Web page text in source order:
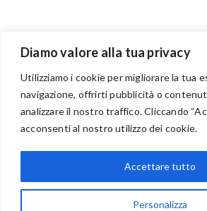
Diamo valore alla tua privacy
Utilizziamo i cookie per migliorare la tua
navigazione, offrirti pubblicità o
analizzare il nostro traffico. Cliccando
acconsenti al nostro utilizzo dei cookie.
Personalizza
Accettare tutto
BENVENUTI NEL PORTALE
via Acqua delle Noci 12
83024 Monteforte Irpino (AV)